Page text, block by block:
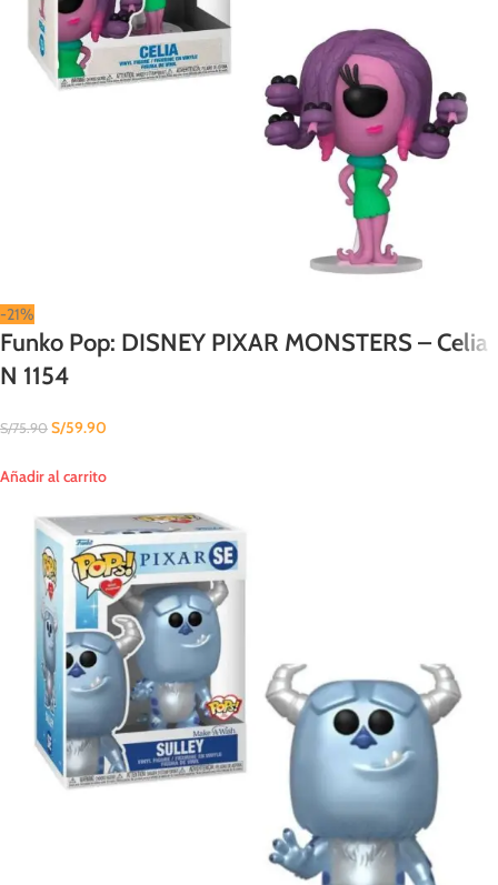
-21%
Funko Pop: DISNEY PIXAR MONSTERS – Celia
N 1154
S/75.90 S/59.90
Añadir al carrito